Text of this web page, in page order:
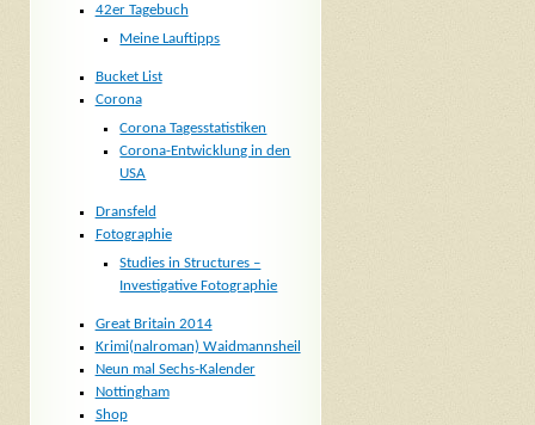
42er Tagebuch
Meine Lauftipps
Bucket List
Corona
Corona Tagesstatistiken
Corona-Entwicklung in den
USA
Dransfeld
Fotographie
Studies in Structures –
Investigative Fotographie
Great Britain 2014
Krimi(nalroman) Waidmannsheil
Neun mal Sechs-Kalender
Nottingham
Shop